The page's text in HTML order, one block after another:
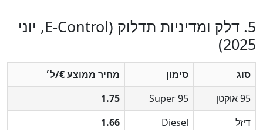
5. דלק ומדיניות תדלוק (E‑Control, יוני
סימון
מחיר ממוצע €/ל׳
Super 95
1.75
Diesel
1.66